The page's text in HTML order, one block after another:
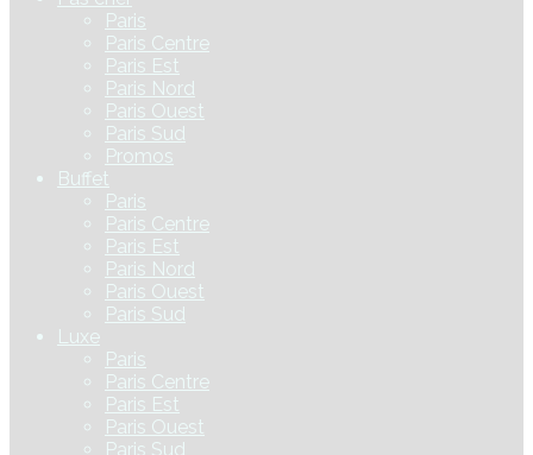
Paris
Paris Centre
Paris Est
Paris Nord
Paris Ouest
Paris Sud
Promos
Buffet
Paris
Paris Centre
Paris Est
Paris Nord
Paris Ouest
Paris Sud
Luxe
Paris
Paris Centre
Paris Est
Paris Ouest
Paris Sud